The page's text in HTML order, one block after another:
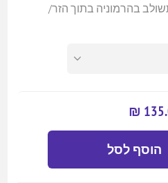
בהרמוניה בתוך הזר/
הוסף לסל